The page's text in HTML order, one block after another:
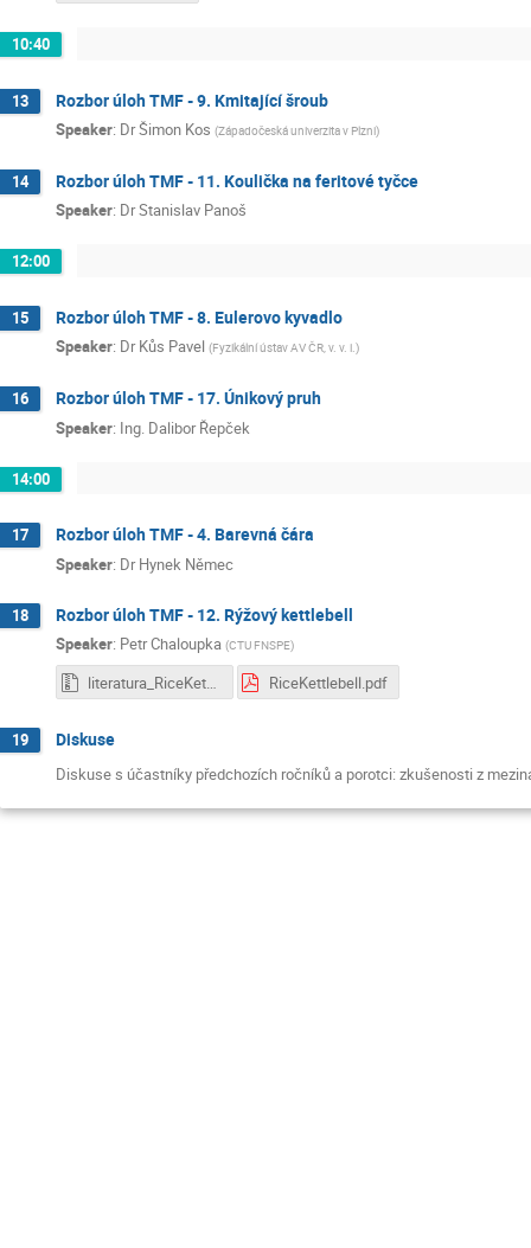
10:40
13 Rozbor úloh TMF - 9. Kmitající šroub
Speaker: DrŠimon Kos (Západočeská univerzita v Plzni)
14 Rozbor úloh TMF - 11. Koulička na feritové tyčce
Speaker: DrStanislav Panoš
12:00
15 Rozbor úloh TMF - 8. Eulerovo kyvadlo
Speaker: Dr Kůs Pavel (Fyzikální ústav AV ČR, v. v. i.)
16 Rozbor úloh TMF - 17. Únikový pruh
Speaker: Ing. Dalibor Řepček
14:00
17 Rozbor úloh TMF - 4. Barevná čára
Speaker: Dr Hynek Němec
18 Rozbor úloh TMF - 12. Rýžový kettlebell
Speaker: Petr Chaloupka (CTU FNSPE)
literatura_RiceKettlebell.zip RiceKettlebell.pdf
19 Diskuse
Diskuse s účastníky předchozích ročníků a porotci: zkušenosti z